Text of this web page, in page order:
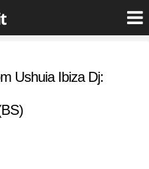
Ushuia Ibiza Dj: